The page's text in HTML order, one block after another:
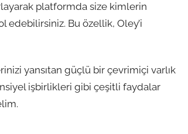
platformda size kimlerin
Bu özellik, Oley’i
yansıtan güçlü bir çevrimiçi varlık
işbirlikleri gibi çeşitli faydalar